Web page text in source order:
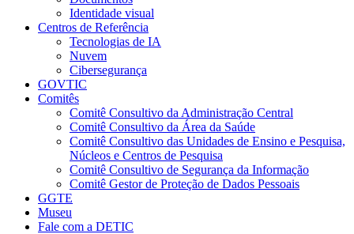
Identidade visual
Centros de Referência
Tecnologias de IA
Nuvem
Cibersegurança
GOVTIC
Comitês
Comitê Consultivo da Administração Central
Comitê Consultivo da Área da Saúde
Comitê Consultivo das Unidades de Ensino e Pesquisa,
Núcleos e Centros de Pesquisa
Comitê Consultivo de Segurança da Informação
Comitê Gestor de Proteção de Dados Pessoais
GGTE
Museu
Fale com a DETIC